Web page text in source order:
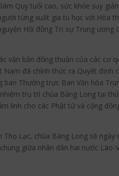
Quy tuổi cao, sức khỏe suy
từng xuất gia tu học với Hòa
Hội đồng Trị sự Trung
văn bản đồng thuận của các cơ
đã chính thức ra Quyết
Thường trực Ban Văn hóa
trụ trì chùa Bàng Long tại
linh cho các Phật tử và cộng
Lạc, chùa Bàng Long sẽ
giữa nhân dân hai nước Lào-